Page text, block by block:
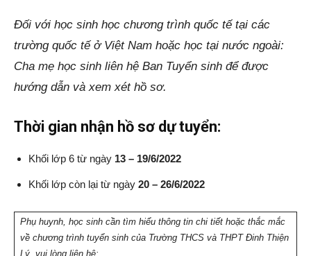
Đối với học sinh học chương trình quốc tế tại các
trường quốc tế ở Việt Nam hoặc học tại nước ngoài:
Cha mẹ học sinh liên hệ Ban Tuyển sinh để được
hướng dẫn và xem xét hồ sơ.
Thời gian nhận hồ sơ dự tuyển:
Khối lớp 6 từ ngày 13 – 19/6/2022
Khối lớp còn lại từ ngày 20 – 26/6/2022
Phụ huynh, học sinh cần tìm hiểu thông tin chi tiết hoặc thắc mắc
về chương trình tuyển sinh của Trường THCS và THPT Đinh Thiện
Lý, vui lòng liên hệ: